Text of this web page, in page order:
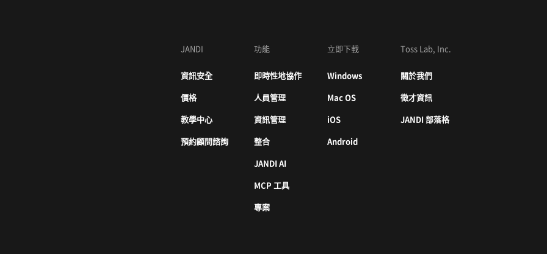
JANDI
資訊安全
價格
教學中心
預約顧問諮詢
功能
即時性地協作
人員管理
資訊管理
整合
JANDI AI
MCP 工具
專案
立即下載
Windows
Mac OS
iOS
Android
Toss Lab, Inc.
關於我們
徵才資訊
JANDI 部落格